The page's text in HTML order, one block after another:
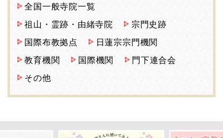
全国一般寺院一覧
祖山・霊跡・由緒寺院
宗門史跡
国際布教拠点
日蓮宗宗門機関
教育機関
国際機関
門下連合会
その他